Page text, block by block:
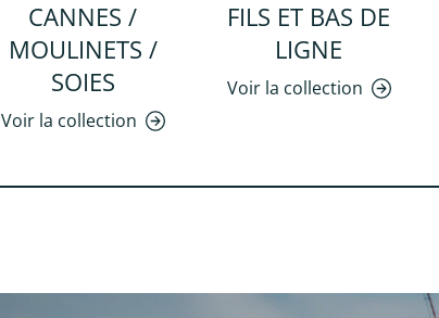
CANNES /
MOULINETS /
SOIES
Voir la collection
FILS ET BAS DE
LIGNE
Voir la collection